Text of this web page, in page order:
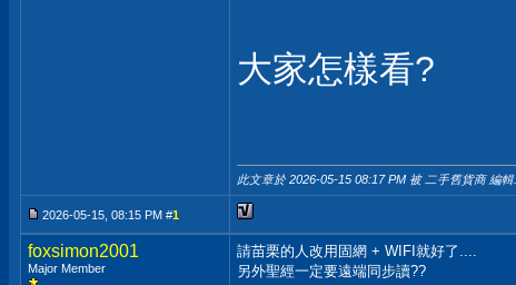
大家怎樣看?
此文章於 2026-05-15 08:17 PM 被 二手舊貨商 編輯.
2026-05-15, 08:15 PM #1
foxsimon2001
Major Member
請苗栗的人改用固網 + WIFI就好了....
另外聖經一定要遠端同步讀??